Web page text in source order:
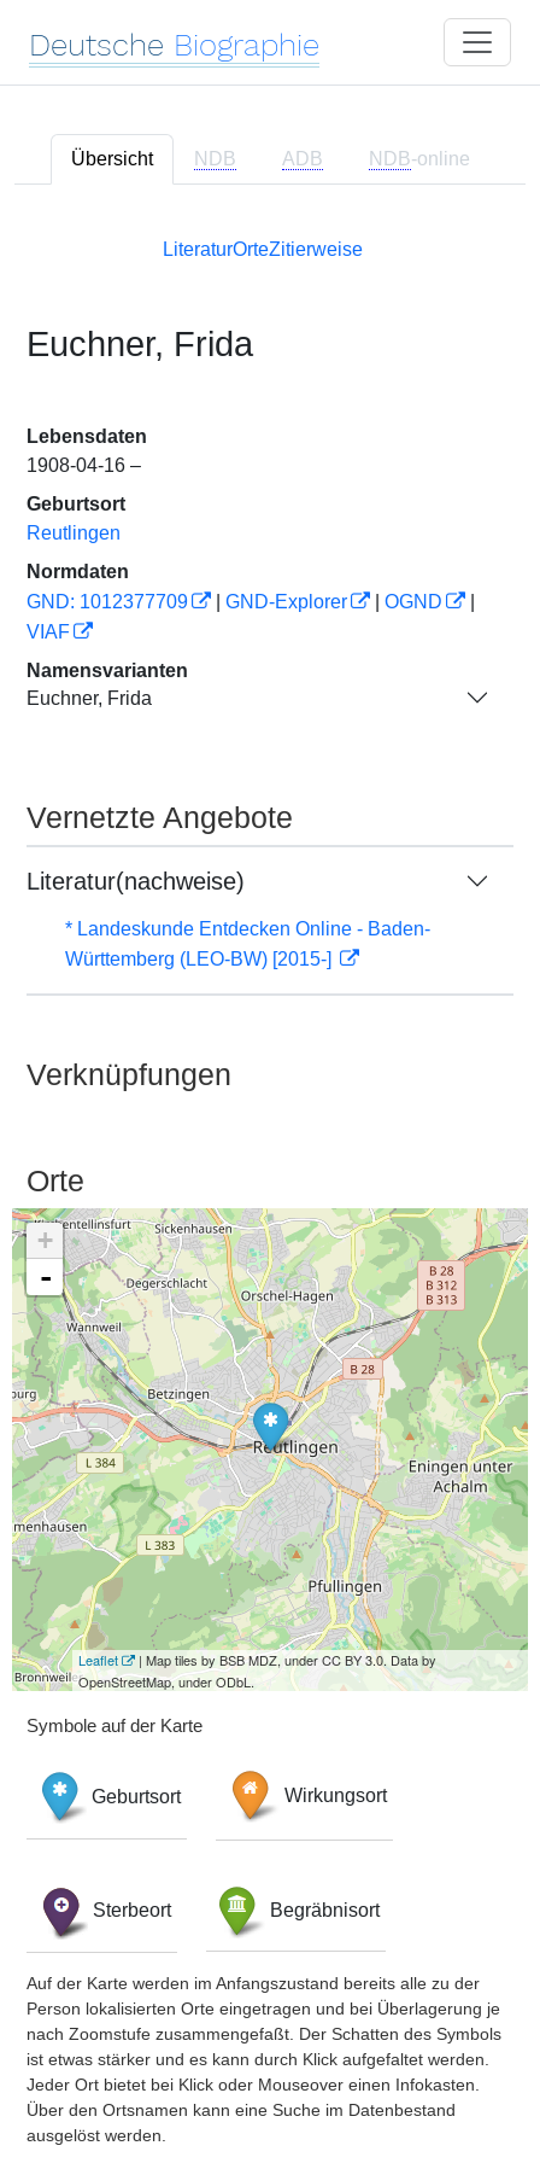
Deutsche Biographie
Übersicht NDB ADB NDB-online
LiteraturOrteZitierweise
Euchner, Frida
Lebensdaten
1908-04-16 –
Geburtsort
Reutlingen
Normdaten
GND: 1012377709
GND-Explorer OGND
VIAF
Namensvarianten
Euchner, Frida
Vernetzte Angebote
Literatur(nachweise)
* Landeskunde Entdecken Online - Baden-
Württemberg (LEO-BW) [2015-]
Verknüpfungen
Orte
+
-
Leaflet
| Map tiles by BSB MDZ, under CC BY 3.0. Data by
OpenStreetMap, under ODbL.
Symbole auf der Karte
Geburtsort Wirkungsort
Sterbeort Begräbnisort
Auf der Karte werden im Anfangszustand bereits alle zu der
Person lokalisierten Orte eingetragen und bei Überlagerung je
nach Zoomstufe zusammengefaßt. Der Schatten des Symbols
ist etwas stärker und es kann durch Klick aufgefaltet werden.
Jeder Ort bietet bei Klick oder Mouseover einen Infokasten.
Über den Ortsnamen kann eine Suche im Datenbestand
ausgelöst werden.